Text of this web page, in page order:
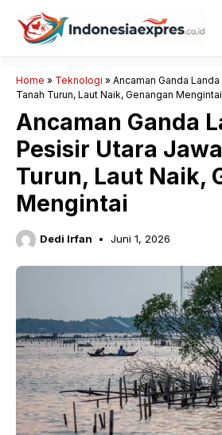
Langsung
Home » Teknologi » Ancaman Ganda
Tanah Turun, Laut Naik, Genangan Mengintai
Ancaman Ganda
Pesisir Utara
Turun, Laut Naik,
Mengintai
Dedi Irfan Juni 1, 2026